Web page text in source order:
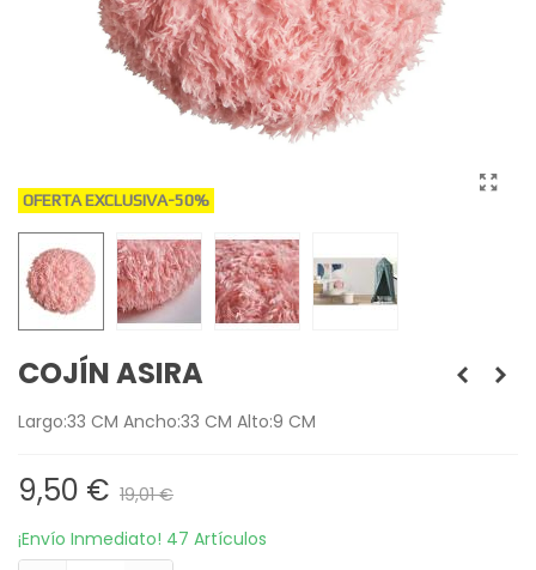
OFERTA EXCLUSIVA-50%
COJÍN ASIRA
Largo:33 CM Ancho:33 CM Alto:9 CM
9,50 € 19,01 €
¡Envío Inmediato! 47 Artículos